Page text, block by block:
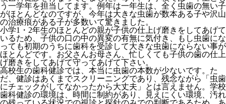
う一学年を担当してます。例年は一年生は、全く虫歯の無い子
がほとんどなのですが、今年は大きな虫歯が数本ある子や沢山
の治療痕がある子が多数いて驚きました。
小学1・2年生のほとんどの親が子供の仕上げ磨きをしてあげて
いるため、子供の口の中の異変の有無に気付き、もし虫歯にな
っても初期のうちに歯科を受診して大きな虫歯にならない事が
ほとんどです。お父さんお母さん、忙しくても子供の歯の仕上
げ磨きをしてあげて守ってあげて下さい。
高校生の歯科健診では、本当に虫歯の本数が少ないです。た
だ、健診はあくまでスクリーニングであり、残念ながら「虫歯
にチェックがしてなかったから大丈夫」とは言えません。学校
歯科健診の環境は、時間に制約があり、見えにくい環境、汚れ